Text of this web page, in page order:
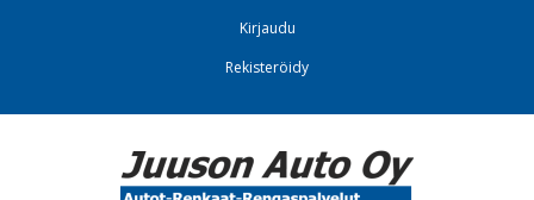
Kirjaudu
Rekisteröidy